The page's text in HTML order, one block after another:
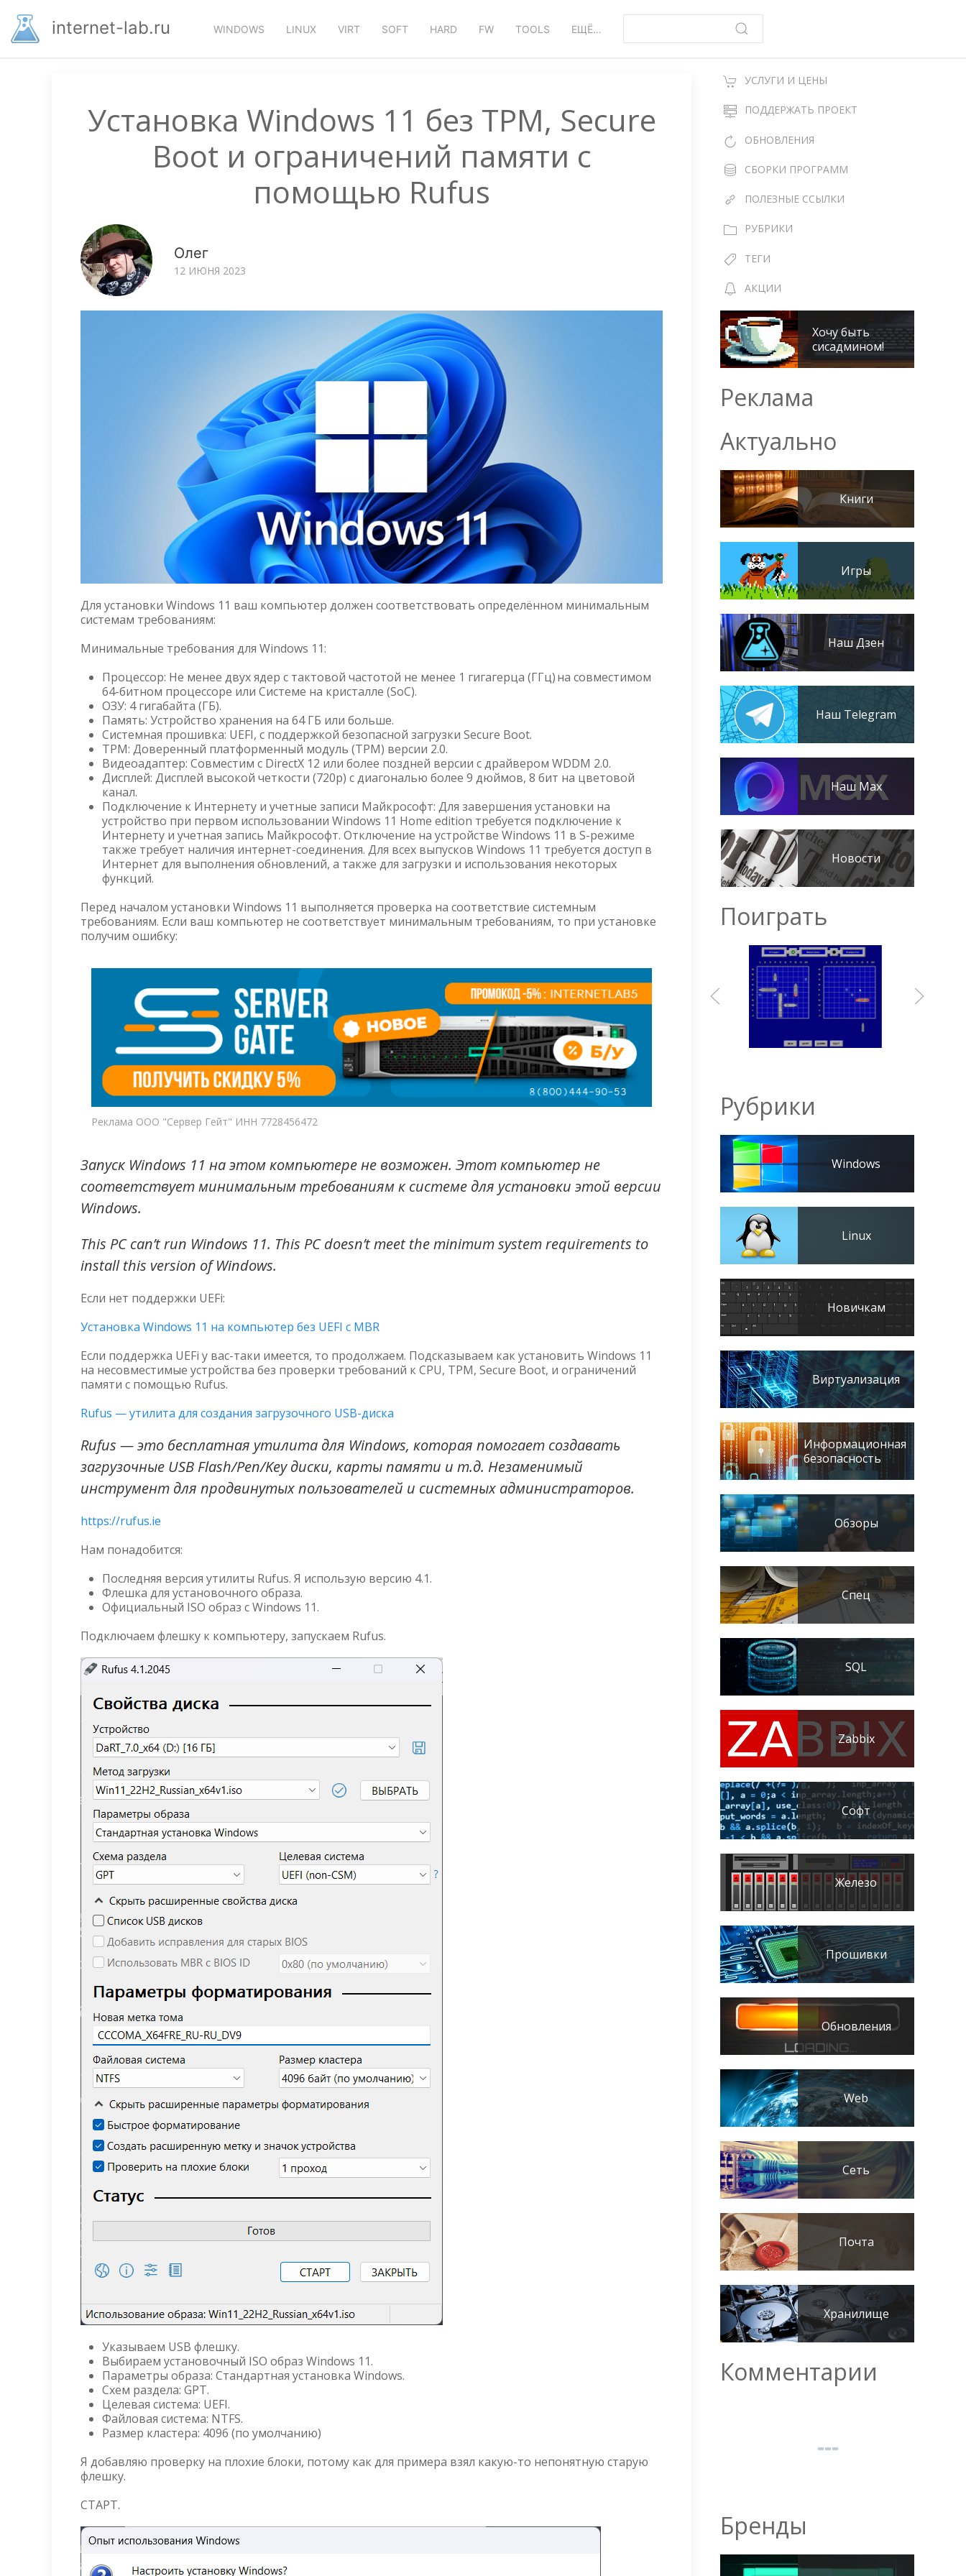
основномуinternet-lab.ru WINDOWS LINUX VIRT SOFT HARD FW TOOLS ЕЩЁ…
Установка Windows 11 без TPM, Secure
Boot и ограничений памяти с
помощью Rufus
Олег
12 ИЮНЯ 2023
Для установки Windows 11 ваш компьютер должен соответствовать определённом минимальным
системам требованиям:
Минимальные требования для Windows 11:
Процессор: Не менее двух ядер с тактовой частотой не менее 1 гигагерца (ГГц) на совместимом
64-битном процессоре или Системе на кристалле (SoC).
ОЗУ: 4 гигабайта (ГБ).
Память: Устройство хранения на 64 ГБ или больше.
Системная прошивка: UEFI, с поддержкой безопасной загрузки Secure Boot.
TPM: Доверенный платформенный модуль (TPM) версии 2.0.
Видеоадаптер: Совместим с DirectX 12 или более поздней версии с драйвером WDDM 2.0.
Дисплей: Дисплей высокой четкости (720p) с диагональю более 9 дюймов, 8 бит на цветовой
канал.
Подключение к Интернету и учетные записи Майкрософт: Для завершения установки на
устройство при первом использовании Windows 11 Home edition требуется подключение к
Интернету и учетная запись Майкрософт. Отключение на устройстве Windows 11 в S-режиме
также требует наличия интернет-соединения. Для всех выпусков Windows 11 требуется доступ в
Интернет для выполнения обновлений, а также для загрузки и использования некоторых
функций.
Перед началом установки Windows 11 выполняется проверка на соответствие системным
требованиям. Если ваш компьютер не соответствует минимальным требованиям, то при установке
получим ошибку:
Реклама ООО "Сервер Гейт" ИНН 7728456472
Запуск Windows 11 на этом компьютере не возможен. Этот компьютер не
соответствует минимальным требованиям к системе для установки этой версии
Windows.
This PC can’t run Windows 11. This PC doesn’t meet the minimum system requirements to
install this version of Windows.
Если нет поддержки UEFi:
Установка Windows 11 на компьютер без UEFI с MBR
Если поддержка UEFi у вас-таки имеется, то продолжаем. Подсказываем как установить Windows 11
на несовместимые устройства без проверки требований к CPU, TPM, Secure Boot, и ограничений
памяти с помощью Rufus.
Rufus — утилита для создания загрузочного USB-диска
Rufus — это бесплатная утилита для Windows, которая помогает создавать
загрузочные USB Flash/Pen/Key диски, карты памяти и т.д. Незаменимый
инструмент для продвинутых пользователей и системных администраторов.
https://rufus.ie
Нам понадобится:
Последняя версия утилиты Rufus. Я использую версию 4.1.
Флешка для установочного образа.
Официальный ISO образ с Windows 11.
Подключаем флешку к компьютеру, запускаем Rufus.
Указываем USB флешку.
Выбираем установочный ISO образ Windows 11.
Параметры образа: Стандартная установка Windows.
Схем раздела: GPT.
Целевая система: UEFI.
Файловая система: NTFS.
Размер кластера: 4096 (по умолчанию)
Я добавляю проверку на плохие блоки, потому как для примера взял какую-то непонятную старую
флешку.
СТАРТ.
УСЛУГИ И ЦЕНЫ
ПОДДЕРЖАТЬ ПРОЕКТ
ОБНОВЛЕНИЯ
СБОРКИ ПРОГРАММ
ПОЛЕЗНЫЕ ССЫЛКИ
РУБРИКИ
ТЕГИ
АКЦИИ
Хочу быть
сисадмином!
Реклама
Актуально
Книги
Игры
Наш Дзен
Наш Telegram
Наш Max
Новости
Поиграть
Рубрики
Windows
Linux
Новичкам
Виртуализация
Информационная
безопасность
Обзоры
Спец
SQL
Zabbix
Софт
Железо
Прошивки
Обновления
Web
Сеть
Почта
Хранилище
Комментарии
Бренды